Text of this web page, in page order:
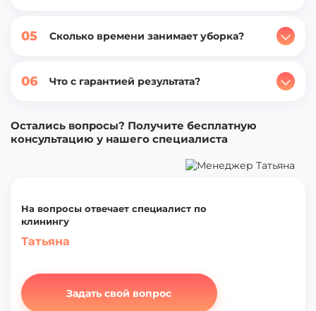
Остались вопросы? Получите бесплатную
консультацию у нашего специалиста
На вопросы отвечает специалист по
клинингу
Татьяна
Задать свой вопрос
05 Сколько времени занимает уборка?
06 Что с гарантией результата?